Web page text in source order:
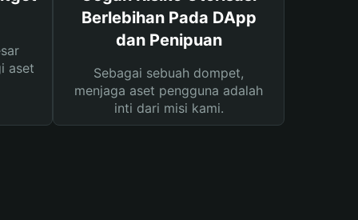
aset
Berlebihan Pada DApp
dan Penipuan
Sebagai sebuah dompet,
menjaga aset pengguna adalah
inti dari misi kami.